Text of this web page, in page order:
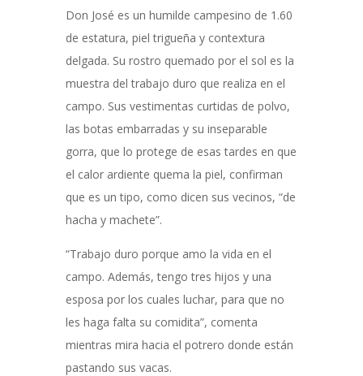
Don José es un humilde campesino de 1.60
de estatura, piel trigueña y contextura
delgada. Su rostro quemado por el sol es la
muestra del trabajo duro que realiza en el
campo. Sus vestimentas curtidas de polvo,
las botas embarradas y su inseparable
gorra, que lo protege de esas tardes en que
el calor ardiente quema la piel, confirman
que es un tipo, como dicen sus vecinos, “de
hacha y machete”.
“Trabajo duro porque amo la vida en el
campo. Además, tengo tres hijos y una
esposa por los cuales luchar, para que no
les haga falta su comidita”, comenta
mientras mira hacia el potrero donde están
pastando sus vacas.